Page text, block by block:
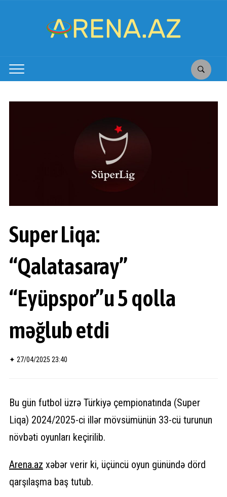
Super Liqa:
“Qalatasaray”
“Eyüpspor”u 5 qolla
məğlub etdi
✦ 27/04/2025 23:40
Bu gün futbol üzrə Türkiyə çempionatında (Super
Liqa) 2024/2025-ci illər mövsümünün 33-cü turunun
növbəti oyunları keçirilib.
Arena.az xəbər verir ki, üçüncü oyun günündə dörd
qarşılaşma baş tutub.